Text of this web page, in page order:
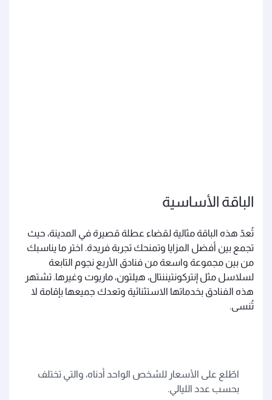
الباقة الأساسية
تُعدّ هذه الباقة مثالية لقضاء عطلة قصيرة في المدينة، حيث
تجمع بين أفضل المزايا وتمنحك تجربة فريدة. اختر ما يناسبك
من بين مجموعة واسعة من فنادق الأربع نجوم التابعة
لسلاسل مثل إنتركونتيننتال، هيلتون، ماريوت وغيرها. تشتهر
هذه الفنادق بخدماتها الاستثنائية وتعدك جميعها بإقامة لا
تُنسى.
اطّلع على الأسعار للشخص الواحد أدناه، والتي تختلف
بحسب عدد الليالي.